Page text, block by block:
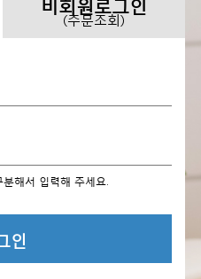
(주문조회)
해서 입력해 주세요.
인